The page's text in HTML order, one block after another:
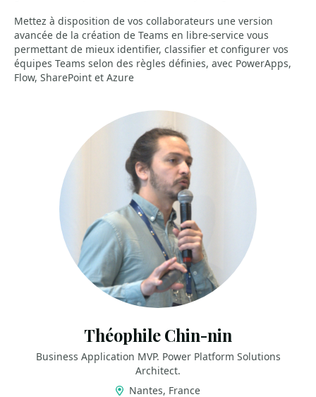
Mettez à disposition de vos collaborateurs une version
avancée de la création de Teams en libre-service vous
permettant de mieux identifier, classifier et configurer vos
équipes Teams selon des règles définies, avec PowerApps,
Flow, SharePoint et Azure
Théophile Chin-nin
Business Application MVP. Power Platform Solutions
Architect.
Nantes, France